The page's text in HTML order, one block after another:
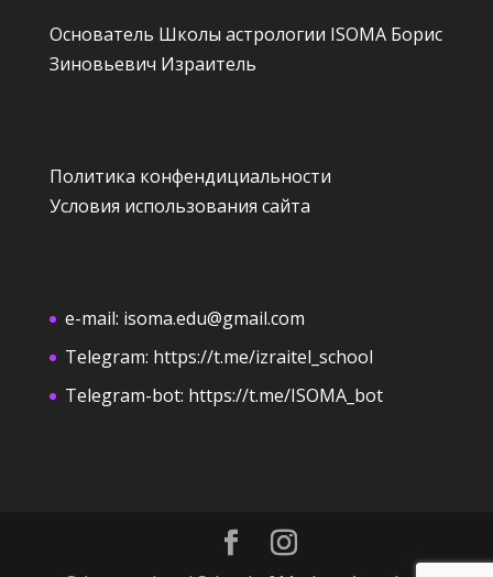
Основатель Школы астрологии ISOMA Борис
Зиновьевич Израитель
Политика конфендициальности
Условия использования сайта
e-mail: isoma.edu@gmail.com
Telegram: https://t.me/izraitel_school
Telegram-bot: https://t.me/ISOMA_bot